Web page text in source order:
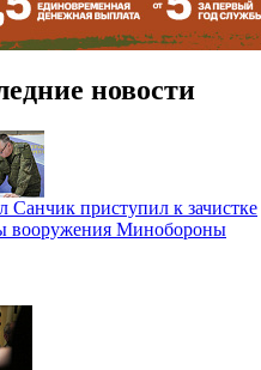
новости
Санчик приступил к зачистке
вооружения Минобороны